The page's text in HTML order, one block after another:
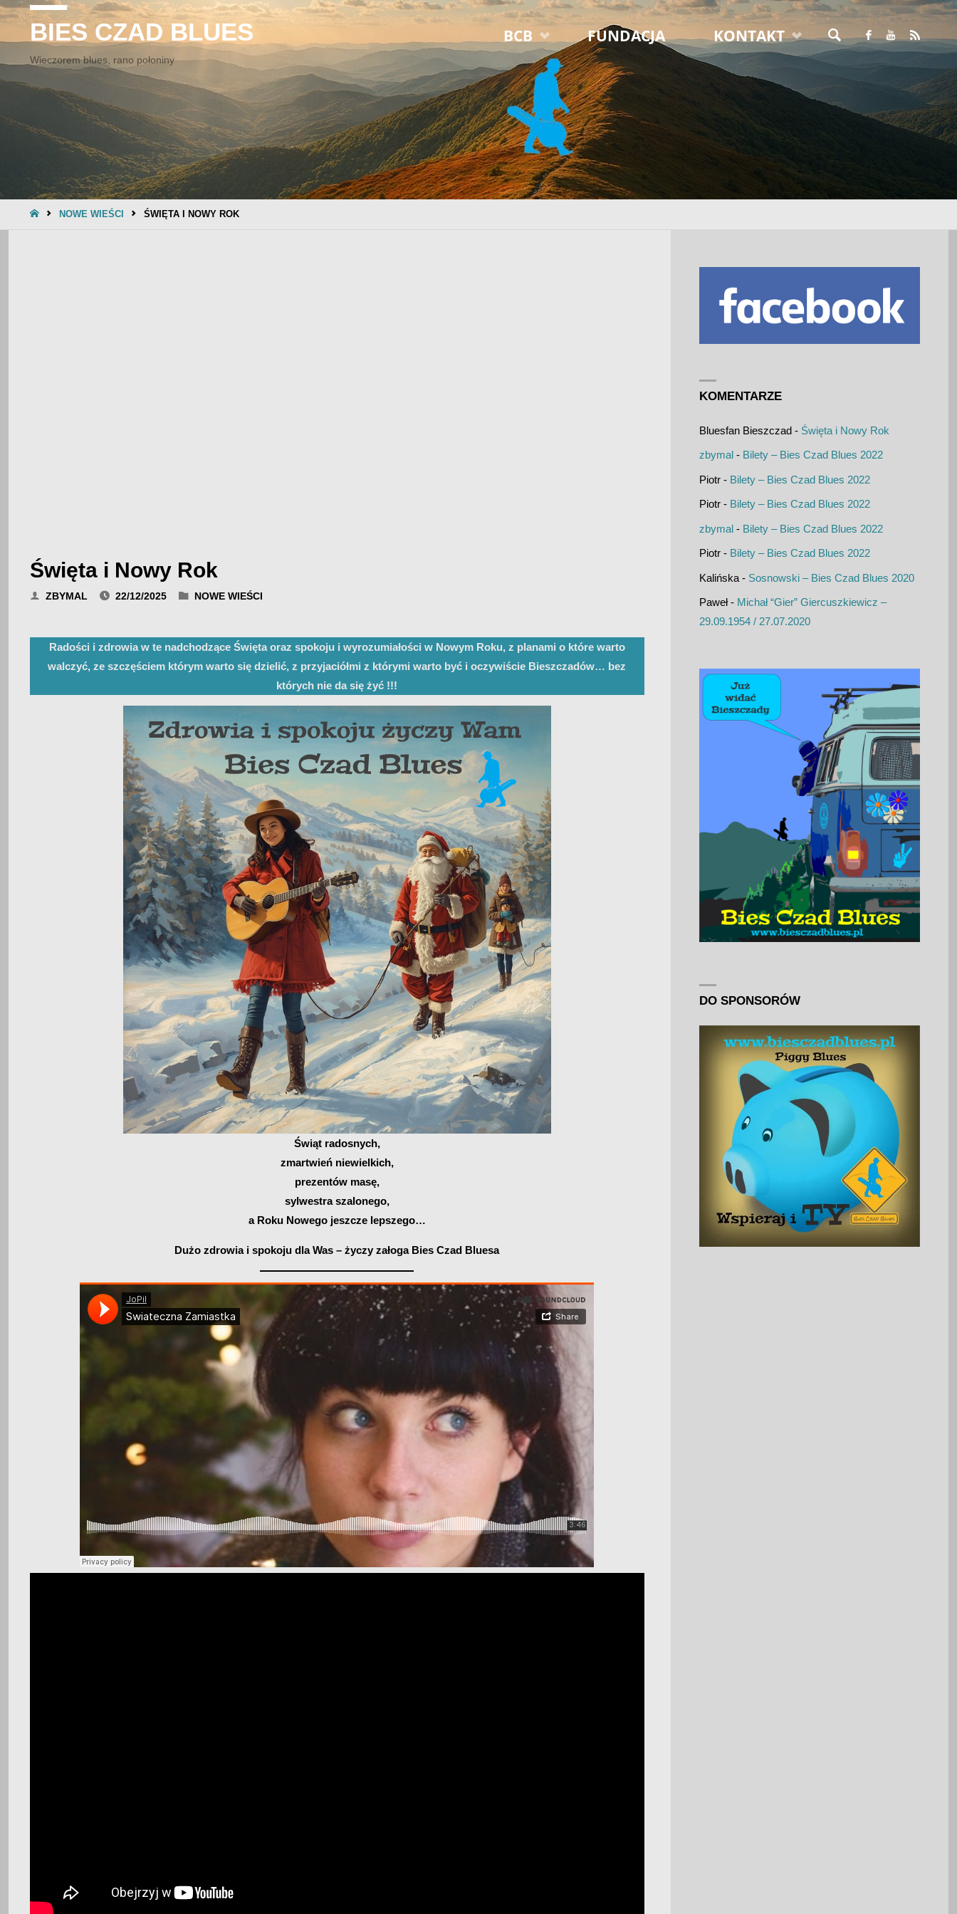
BIES CZAD BLUES
Wieczorem blues, rano połoniny
Przejdź
do
treści
BCB FUNDACJA KONTAKT
SZUKAJ
STRONA
NOWE WIEŚCI ŚWIĘTA I NOWY ROK
Święta i Nowy Rok
ZBYMAL 22/12/2025 NOWE WIEŚCI
Radości i zdrowia w te nadchodzące Święta oraz spokoju i wyrozumiałości w Nowym Roku, z planami o które warto
walczyć, ze szczęściem którym warto się dzielić, z przyjaciółmi z którymi warto być i oczywiście Bieszczadów… bez
których nie da się żyć !!!
Świąt radosnych,
zmartwień niewielkich,
prezentów masę,
sylwestra szalonego,
a Roku Nowego jeszcze lepszego…
Dużo zdrowia i spokoju dla Was – życzy załoga Bies Czad Bluesa
KOMENTARZE
Bluesfan Bieszczad- Święta i Nowy Rok
zbymal- Bilety – Bies Czad Blues 2022
Piotr- Bilety – Bies Czad Blues 2022
Piotr- Bilety – Bies Czad Blues 2022
zbymal- Bilety – Bies Czad Blues 2022
Piotr- Bilety – Bies Czad Blues 2022
Kalińska- Sosnowski – Bies Czad Blues 2020
Paweł- Michał “Gier” Giercuszkiewicz –
29.09.1954 / 27.07.2020
DO SPONSORÓW